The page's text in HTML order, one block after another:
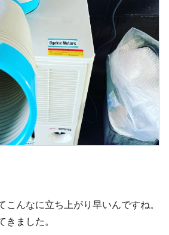
こんなに立ち上がり早いんですね。
きました。